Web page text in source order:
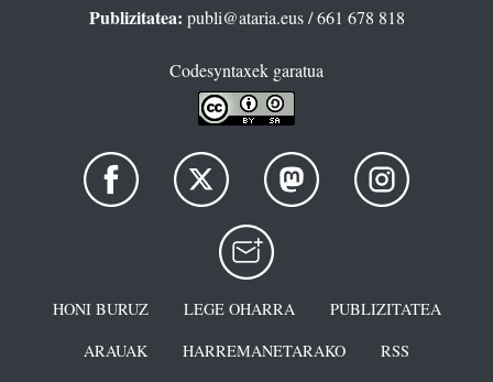
Publizitatea: publi@ataria.eus/ 661 678 818
Codesyntaxek garatua
HONI BURUZ LEGE OHARRA
PUBLIZITATEA
ARAUAK
HARREMANETARAKO RSS